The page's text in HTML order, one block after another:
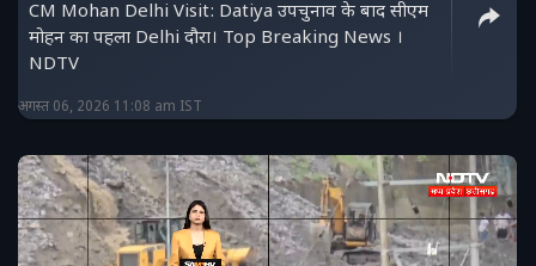
CM Mohan Delhi Visit: Datiya उपचुनाव के बाद सीएम
मोहन का पहला Delhi दौरा। Top Breaking News ।
NDTV
अगस्त 06, 2026 11:08 am IST